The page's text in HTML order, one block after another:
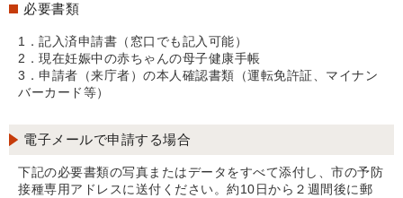
必要書類
1．記入済申請書（窓口でも記入可能）
2．現在妊娠中の赤ちゃんの母子健康手帳
3．申請者（来庁者）の本人確認書類（運転免許証、マイナン
バーカード等）
電子メールで申請する場合
下記の必要書類の写真またはデータをすべて添付し、市の予防
接種専用アドレスに送付ください。約10日から２週間後に郵